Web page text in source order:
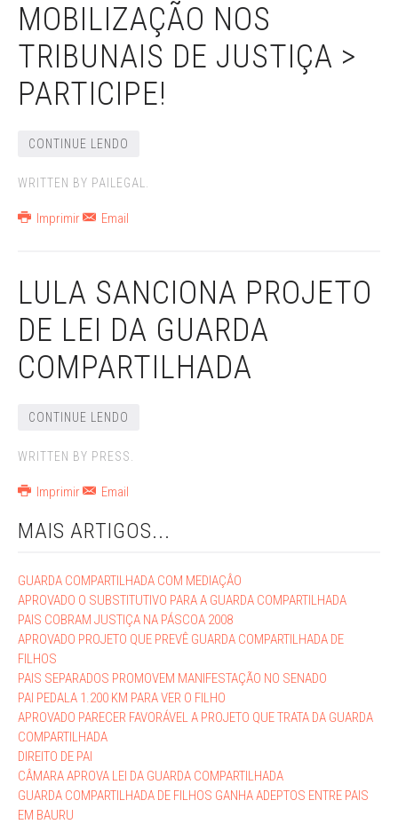
MOBILIZAÇÃO NOS
TRIBUNAIS DE JUSTIÇA >
PARTICIPE!
CONTINUE LENDO
WRITTEN BY PAILEGAL.
Imprimir Email
LULA SANCIONA PROJETO
DE LEI DA GUARDA
COMPARTILHADA
CONTINUE LENDO
WRITTEN BY PRESS.
Imprimir Email
MAIS ARTIGOS...
GUARDA COMPARTILHADA COM MEDIAÇÂO
APROVADO O SUBSTITUTIVO PARA A GUARDA COMPARTILHADA
PAIS COBRAM JUSTIÇA NA PÁSCOA 2008
APROVADO PROJETO QUE PREVÊ GUARDA COMPARTILHADA DE
FILHOS
PAIS SEPARADOS PROMOVEM MANIFESTAÇÃO NO SENADO
PAI PEDALA 1.200 KM PARA VER O FILHO
APROVADO PARECER FAVORÁVEL A PROJETO QUE TRATA DA GUARDA
COMPARTILHADA
DIREITO DE PAI
CÂMARA APROVA LEI DA GUARDA COMPARTILHADA
GUARDA COMPARTILHADA DE FILHOS GANHA ADEPTOS ENTRE PAIS
EM BAURU